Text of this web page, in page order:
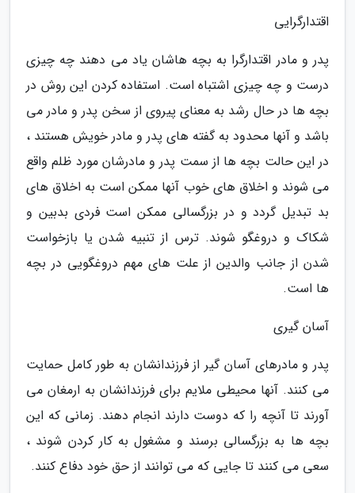
اقتدارگرایی
پدر و مادر اقتدارگرا به بچه هاشان یاد می دهند چه چیزی
درست و چه چیزی اشتباه است. استفاده کردن این روش در
بچه ها در حال رشد به معنای پیروی از سخن پدر و مادر می
باشد و آنها محدود به گفته های پدر و مادر خویش هستند ،
در این حالت بچه ها از سمت پدر و مادرشان مورد ظلم واقع
می شوند و اخلاق های خوب آنها ممکن است به اخلاق های
بد تبدیل گردد و در بزرگسالی ممکن است فردی بدبین و
شکاک و دروغگو شوند. ترس از تنبیه شدن یا بازخواست
شدن از جانب والدین از علت های مهم دروغگویی در بچه
ها است.
آسان گیری
پدر و مادرهای آسان گیر از فرزندانشان به طور کامل حمایت
می کنند. آنها محیطی ملایم برای فرزندانشان به ارمغان می
آورند تا آنچه را که دوست دارند انجام دهند. زمانی که این
بچه ها به بزرگسالی برسند و مشغول به کار کردن شوند ،
سعی می کنند تا جایی که می توانند از حق خود دفاع کنند.